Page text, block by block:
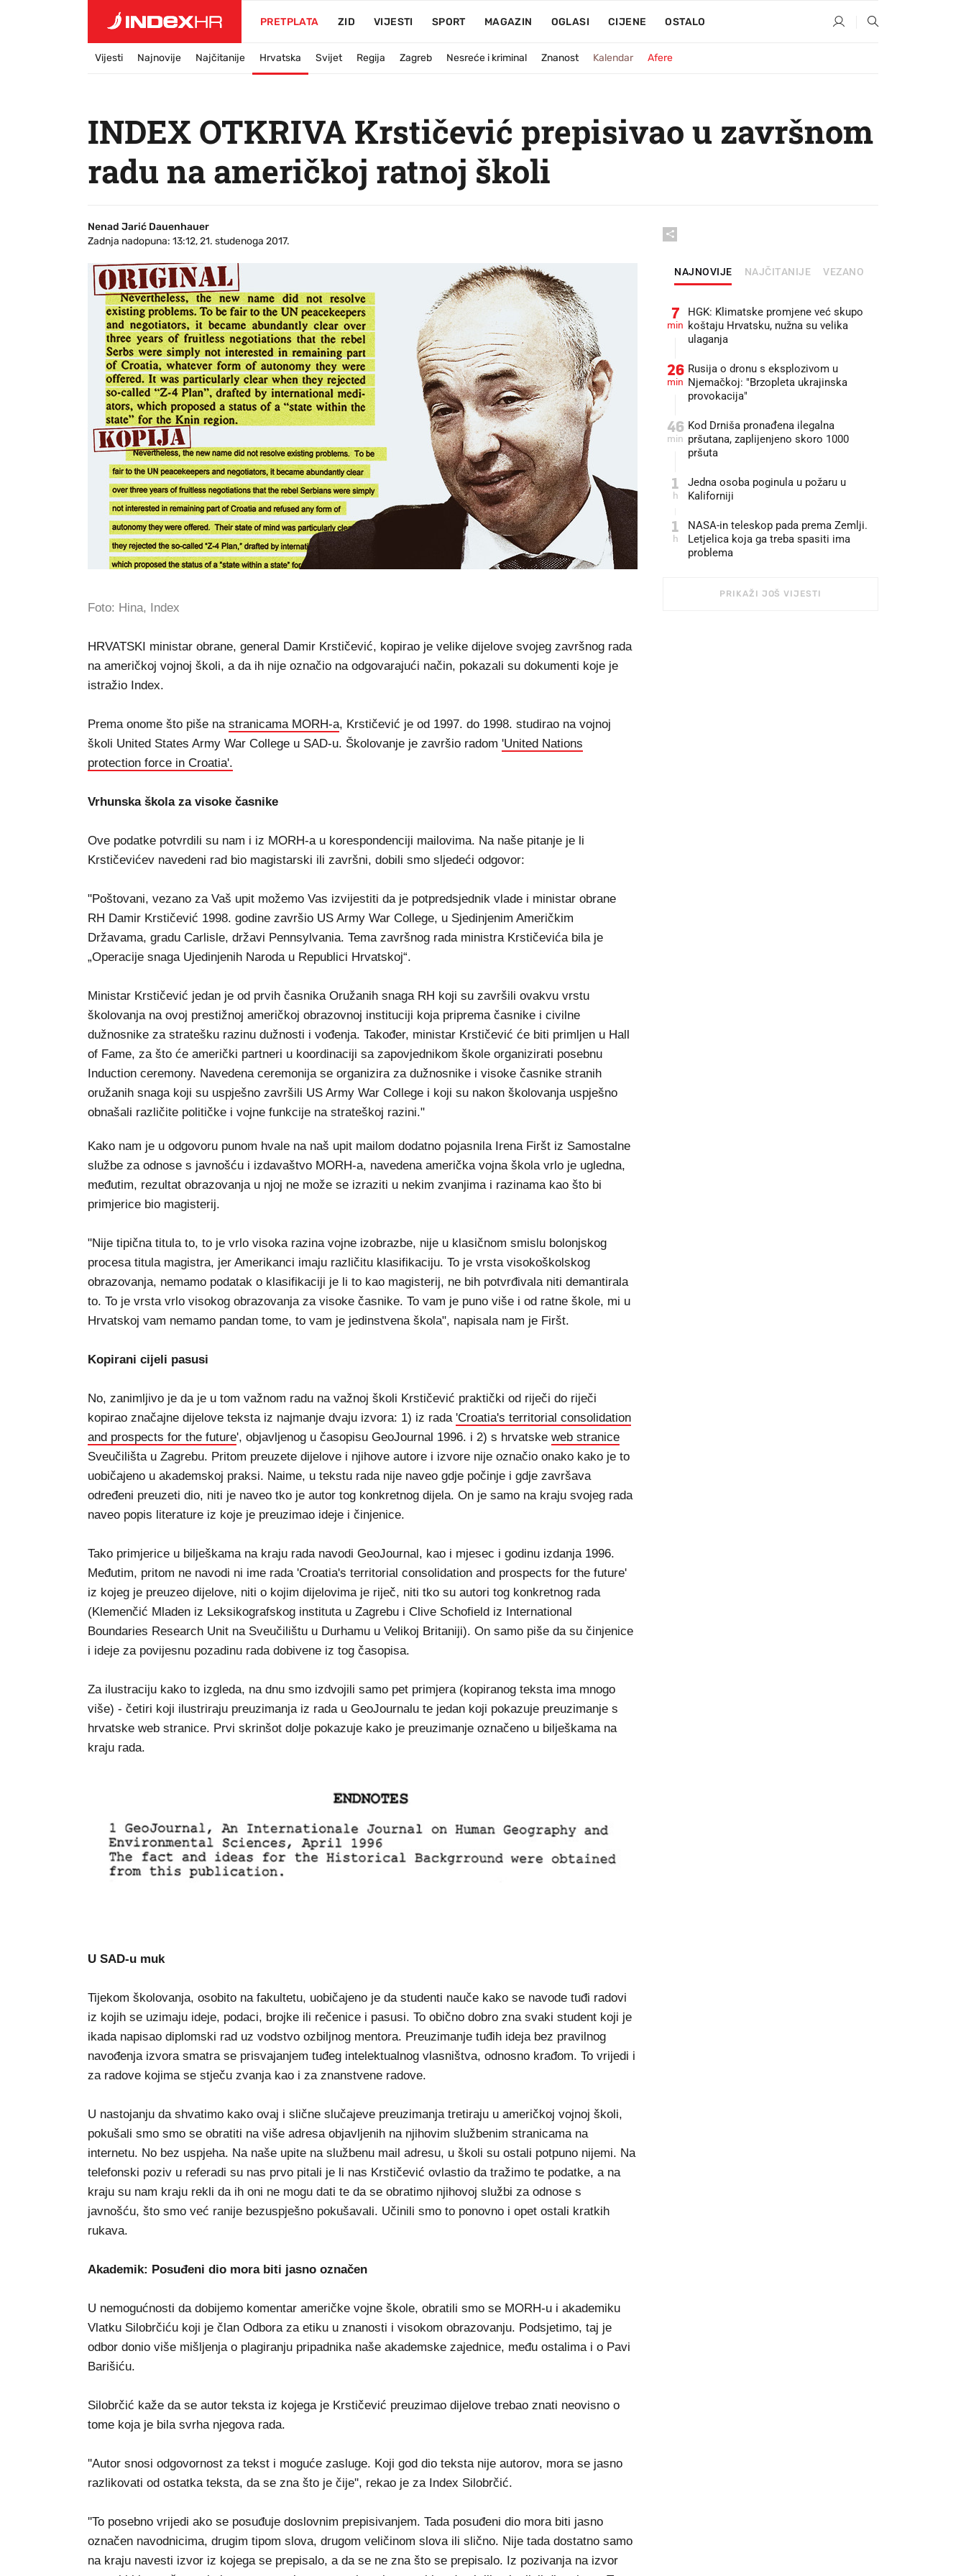
PRETPLATA ZID VIJESTI SPORT MAGAZIN OGLASI CIJENE OSTALO
Vijesti Najnovije Najčitanije Hrvatska Svijet Regija Zagreb Nesreće i kriminal Znanost Kalendar Afere
INDEX OTKRIVA Krstičević prepisivao u završnom
radu na američkoj ratnoj školi
Nenad Jarić Dauenhauer
Zadnja nadopuna: 13:12, 21. studenoga 2017.
Foto: Hina, Index
HRVATSKI ministar obrane, general Damir Krstičević, kopirao je velike dijelove svojeg završnog rada
na američkoj vojnoj školi, a da ih nije označio na odgovarajući način, pokazali su dokumenti koje je
istražio Index.
Prema onome što piše na stranicama MORH-a, Krstičević je od 1997. do 1998. studirao na vojnoj
školi United States Army War College u SAD-u. Školovanje je završio radom 'United Nations
protection force in Croatia'.
Vrhunska škola za visoke časnike
Ove podatke potvrdili su nam i iz MORH-a u korespondenciji mailovima. Na naše pitanje je li
Krstičevićev navedeni rad bio magistarski ili završni, dobili smo sljedeći odgovor:
"Poštovani, vezano za Vaš upit možemo Vas izvijestiti da je potpredsjednik vlade i ministar obrane
RH Damir Krstičević 1998. godine završio US Army War College, u Sjedinjenim Američkim
Državama, gradu Carlisle, državi Pennsylvania. Tema završnog rada ministra Krstičevića bila je
„Operacije snaga Ujedinjenih Naroda u Republici Hrvatskoj“.
Ministar Krstičević jedan je od prvih časnika Oružanih snaga RH koji su završili ovakvu vrstu
školovanja na ovoj prestižnoj američkoj obrazovnoj instituciji koja priprema časnike i civilne
dužnosnike za stratešku razinu dužnosti i vođenja. Također, ministar Krstičević će biti primljen u Hall
of Fame, za što će američki partneri u koordinaciji sa zapovjednikom škole organizirati posebnu
Induction ceremony. Navedena ceremonija se organizira za dužnosnike i visoke časnike stranih
oružanih snaga koji su uspješno završili US Army War College i koji su nakon školovanja uspješno
obnašali različite političke i vojne funkcije na strateškoj razini."
Kako nam je u odgovoru punom hvale na naš upit mailom dodatno pojasnila Irena Firšt iz Samostalne
službe za odnose s javnošću i izdavaštvo MORH-a, navedena američka vojna škola vrlo je ugledna,
međutim, rezultat obrazovanja u njoj ne može se izraziti u nekim zvanjima i razinama kao što bi
primjerice bio magisterij.
"Nije tipična titula to, to je vrlo visoka razina vojne izobrazbe, nije u klasičnom smislu bolonjskog
procesa titula magistra, jer Amerikanci imaju različitu klasifikaciju. To je vrsta visokoškolskog
obrazovanja, nemamo podatak o klasifikaciji je li to kao magisterij, ne bih potvrđivala niti demantirala
to. To je vrsta vrlo visokog obrazovanja za visoke časnike. To vam je puno više i od ratne škole, mi u
Hrvatskoj vam nemamo pandan tome, to vam je jedinstvena škola", napisala nam je Firšt.
Kopirani cijeli pasusi
No, zanimljivo je da je u tom važnom radu na važnoj školi Krstičević praktički od riječi do riječi
kopirao značajne dijelove teksta iz najmanje dvaju izvora: 1) iz rada 'Croatia's territorial consolidation
and prospects for the future', objavljenog u časopisu GeoJournal 1996. i 2) s hrvatske web stranice
Sveučilišta u Zagrebu. Pritom preuzete dijelove i njihove autore i izvore nije označio onako kako je to
uobičajeno u akademskoj praksi. Naime, u tekstu rada nije naveo gdje počinje i gdje završava
određeni preuzeti dio, niti je naveo tko je autor tog konkretnog dijela. On je samo na kraju svojeg rada
naveo popis literature iz koje je preuzimao ideje i činjenice.
Tako primjerice u bilješkama na kraju rada navodi GeoJournal, kao i mjesec i godinu izdanja 1996.
Međutim, pritom ne navodi ni ime rada 'Croatia's territorial consolidation and prospects for the future'
iz kojeg je preuzeo dijelove, niti o kojim dijelovima je riječ, niti tko su autori tog konkretnog rada
(Klemenčić Mladen iz Leksikografskog instituta u Zagrebu i Clive Schofield iz International
Boundaries Research Unit na Sveučilištu u Durhamu u Velikoj Britaniji). On samo piše da su činjenice
i ideje za povijesnu pozadinu rada dobivene iz tog časopisa.
Za ilustraciju kako to izgleda, na dnu smo izdvojili samo pet primjera (kopiranog teksta ima mnogo
više) - četiri koji ilustriraju preuzimanja iz rada u GeoJournalu te jedan koji pokazuje preuzimanje s
hrvatske web stranice. Prvi skrinšot dolje pokazuje kako je preuzimanje označeno u bilješkama na
kraju rada.
U SAD-u muk
Tijekom školovanja, osobito na fakultetu, uobičajeno je da studenti nauče kako se navode tuđi radovi
iz kojih se uzimaju ideje, podaci, brojke ili rečenice i pasusi. To obično dobro zna svaki student koji je
ikada napisao diplomski rad uz vodstvo ozbiljnog mentora. Preuzimanje tuđih ideja bez pravilnog
navođenja izvora smatra se prisvajanjem tuđeg intelektualnog vlasništva, odnosno krađom. To vrijedi i
za radove kojima se stječu zvanja kao i za znanstvene radove.
U nastojanju da shvatimo kako ovaj i slične slučajeve preuzimanja tretiraju u američkoj vojnoj školi,
pokušali smo smo se obratiti na više adresa objavljenih na njihovim službenim stranicama na
internetu. No bez uspjeha. Na naše upite na službenu mail adresu, u školi su ostali potpuno nijemi. Na
telefonski poziv u referadi su nas prvo pitali je li nas Krstičević ovlastio da tražimo te podatke, a na
kraju su nam kraju rekli da ih oni ne mogu dati te da se obratimo njihovoj službi za odnose s
javnošću, što smo već ranije bezuspješno pokušavali. Učinili smo to ponovno i opet ostali kratkih
rukava.
Akademik: Posuđeni dio mora biti jasno označen
U nemogućnosti da dobijemo komentar američke vojne škole, obratili smo se MORH-u i akademiku
Vlatku Silobrčiću koji je član Odbora za etiku u znanosti i visokom obrazovanju. Podsjetimo, taj je
odbor donio više mišljenja o plagiranju pripadnika naše akademske zajednice, među ostalima i o Pavi
Barišiću.
Silobrčić kaže da se autor teksta iz kojega je Krstičević preuzimao dijelove trebao znati neovisno o
tome koja je bila svrha njegova rada.
''Autor snosi odgovornost za tekst i moguće zasluge. Koji god dio teksta nije autorov, mora se jasno
razlikovati od ostatka teksta, da se zna što je čije'', rekao je za Index Silobrčić.
''To posebno vrijedi ako se posuđuje doslovnim prepisivanjem. Tada posuđeni dio mora biti jasno
označen navodnicima, drugim tipom slova, drugom veličinom slova ili slično. Nije tada dostatno samo
na kraju navesti izvor iz kojega se prepisalo, a da se ne zna što se prepisalo. Iz pozivanja na izvor
NAJNOVIJE NAJČITANIJE VEZANO
7
min
HGK: Klimatske promjene već skupo
koštaju Hrvatsku, nužna su velika
ulaganja
26
min
Rusija o dronu s eksplozivom u
Njemačkoj: "Brzopleta ukrajinska
provokacija"
46
min
Kod Drniša pronađena ilegalna
pršutana, zaplijenjeno skoro 1000
pršuta
1
h
Jedna osoba poginula u požaru u
Kaliforniji
1
h
NASA-in teleskop pada prema Zemlji.
Letjelica koja ga treba spasiti ima
problema
PRIKAŽI JOŠ VIJESTI